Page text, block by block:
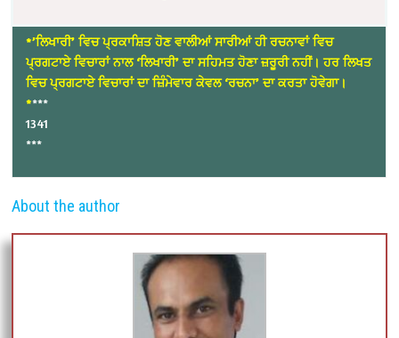
*’ਲਿਖਾਰੀ’ ਵਿਚ ਪ੍ਰਕਾਸ਼ਿਤ ਹੋਣ ਵਾਲੀਆਂ ਸਾਰੀਆਂ ਹੀ ਰਚਨਾਵਾਂ ਵਿਚ
ਪ੍ਰਗਟਾਏ ਵਿਚਾਰਾਂ ਨਾਲ ‘ਲਿਖਾਰੀ’ ਦਾ ਸਹਿਮਤ ਹੋਣਾ ਜ਼ਰੂਰੀ ਨਹੀਂ। ਹਰ ਲਿਖਤ
ਵਿਚ ਪ੍ਰਗਟਾਏ ਵਿਚਾਰਾਂ ਦਾ ਜ਼ਿੰਮੇਵਾਰ ਕੇਵਲ ‘ਰਚਨਾ’ ਦਾ ਕਰਤਾ ਹੋਵੇਗਾ।
****
1341
***
About the author